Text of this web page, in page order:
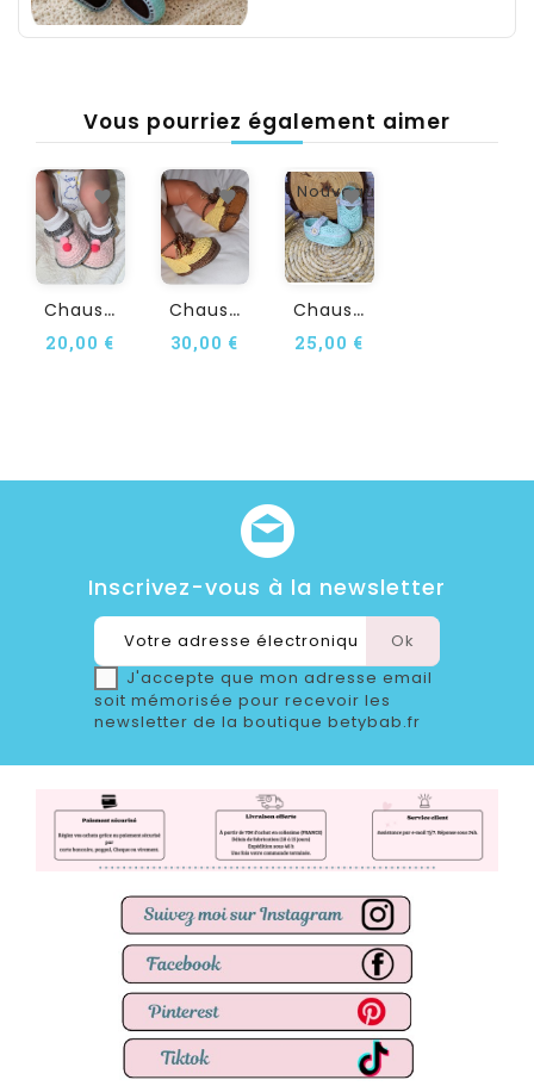
Vous pourriez également aimer
C
Haussons Bébé Crochet...
20,00 €
C
Haussons Bébé Crochet...
30,00 €
Nouveau
C
Haussures Bébé Au Crochet...
25,00 €
Inscrivez-vous à la newsletter
J'accepte que mon adresse email
soit mémorisée pour recevoir les
newsletter de la boutique betybab.fr